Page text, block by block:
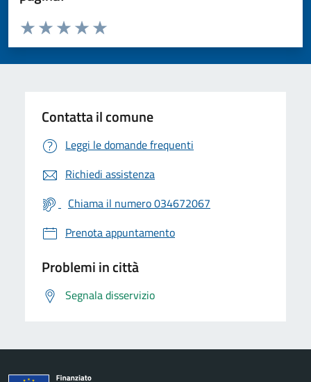
Valuta da 1 a 5 stelle la pagina
Valuta 5 stelle su 5
Valuta 4 stelle su 5
Valuta 3 stelle su 5
Valuta 2 stelle su 5
Valuta 1 stelle su 5
Contatta il comune
Leggi le domande frequenti
Richiedi assistenza
Chiama il numero 034672067
Prenota appuntamento
Problemi in città
Segnala disservizio